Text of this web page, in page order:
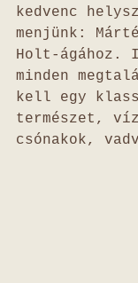
kedvenc
menjünk:
Holt-ágához.
minden
kell egy
természet,
csónakok,